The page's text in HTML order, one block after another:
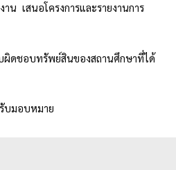
เสนอโครงการและรายงานการ
ผิดชอบทรัพย์สินของสถานศึกษาที่ได้
บมอบหมาย